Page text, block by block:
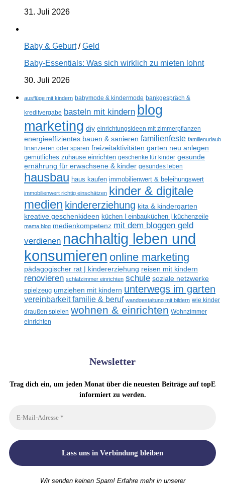
31. Juli 2026
Baby & Geburt/Geld
Baby-Essentials: Was sich wirklich zu mieten lohnt
30. Juli 2026
ausflüge mit kindern babymode & kindermode bankgespräch &
kreditvergabe basteln mit kindern blog
marketing diy einrichtungsideen mit zimmerpflanzen
energieeffizientes bauen & sanieren familienfeste familienurlaub
finanzieren oder sparen freizeitaktivitäten garten neu anlegen
gemütliches zuhause einrichten geschenke für kinder gesunde
ernährung für erwachsene & kinder gesundes leben
hausbau haus kaufen immobilienwert & beleihungswert
immobilienwert richtig einschätzen kinder & digitale
medien kindererziehung kita & kindergarten
kreative geschenkideen küchen | einbauküchen | küchenzeile
mama blog medienkompetenz mit dem bloggen geld
verdienen nachhaltig leben und
konsumieren online marketing
pädagogischer rat | kindererziehung reisen mit kindern
renovieren schlafzimmer einrichten schule soziale netzwerke
spielzeug umziehen mit kindern unterwegs im garten
vereinbarkeit familie & beruf wandgestaltung mit bildern wie kinder
draußen spielen wohnen & einrichten Wohnzimmer
einrichten
Newsletter
Trag dich ein, um jeden Monat über die neuesten Beiträge auf topE
informiert zu werden.
Wir senden keinen Spam! Erfahre mehr in unserer